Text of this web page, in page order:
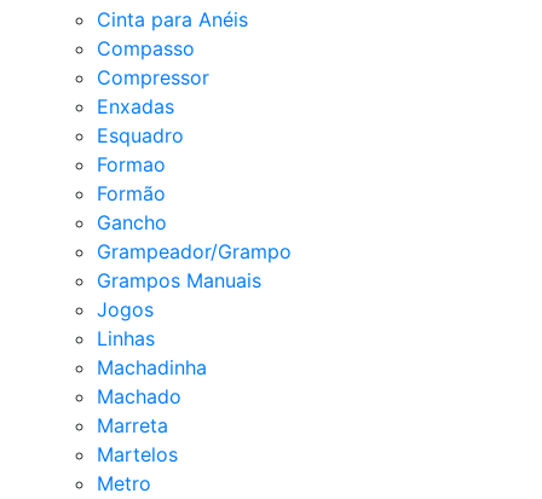
Cinta para Anéis
Compasso
Compressor
Enxadas
Esquadro
Formao
Formão
Gancho
Grampeador/Grampo
Grampos Manuais
Jogos
Linhas
Machadinha
Machado
Marreta
Martelos
Metro